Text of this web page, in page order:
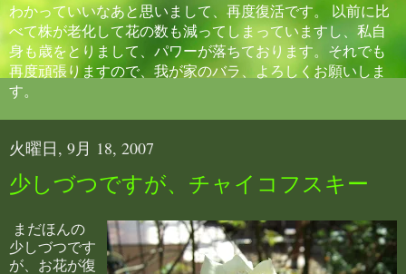
わかっていいなあと思いまして、再度復活です。 以前に比
べて株が老化して花の数も減ってしまっていますし、私自
身も歳をとりまして、パワーが落ちております。それでも
再度頑張りますので、我が家のバラ、よろしくお願いしま
す。
火曜日, 9月 18, 2007
少しづつですが、チャイコフスキー
まだほんの
少しづつです
が、お花が復